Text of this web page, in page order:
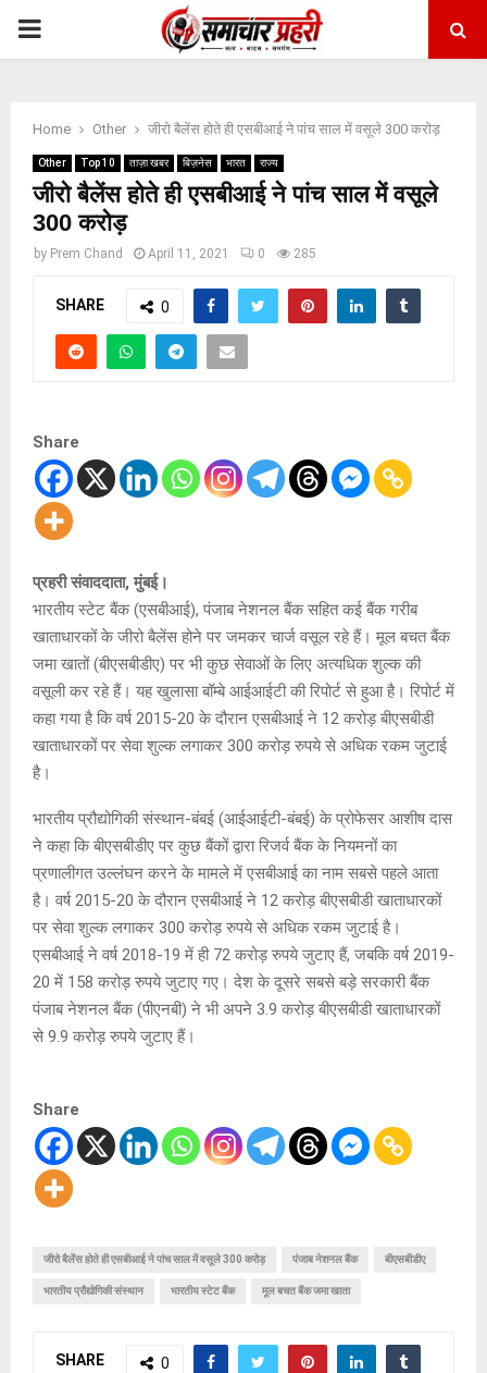
PRIMARY
Home Other जीरो बैलेंस होते ही एसबीआई ने पांच साल में वसूले 300 करोड़
Other Top 10 ताज़ा खबर बिज़नेस भारत राज्य
जीरो बैलेंस होते ही एसबीआई ने पांच साल में वसूले
300 करोड़
by Prem Chand April 11, 2021 0 285
SHARE 0
Share
प्रहरी संवाददाता, मुंबई।
भारतीय स्टेट बैंक (एसबीआई), पंजाब नेशनल बैंक सहित कई बैंक गरीब
खाताधारकों के जीरो बैलेंस होने पर जमकर चार्ज वसूल रहे हैं। मूल बचत बैंक
जमा खातों (बीएसबीडीए) पर भी कुछ सेवाओं के लिए अत्यधिक शुल्क की
वसूली कर रहे हैं। यह खुलासा बॉम्बे आईआईटी की रिपोर्ट से हुआ है। रिपोर्ट में
कहा गया है कि वर्ष 2015-20 के दौरान एसबीआई ने 12 करोड़ बीएसबीडी
खाताधारकों पर सेवा शुल्क लगाकर 300 करोड़ रुपये से अधिक रकम जुटाई
है।
भारतीय प्रौद्योगिकी संस्थान-बंबई (आईआईटी-बंबई) के प्रोफेसर आशीष दास
ने कहा कि बीएसबीडीए पर कुछ बैंकों द्वारा रिजर्व बैंक के नियमनों का
प्रणालीगत उल्लंघन करने के मामले में एसबीआई का नाम सबसे पहले आता
है। वर्ष 2015-20 के दौरान एसबीआई ने 12 करोड़ बीएसबीडी खाताधारकों
पर सेवा शुल्क लगाकर 300 करोड़ रुपये से अधिक रकम जुटाई है।
एसबीआई ने वर्ष 2018-19 में ही 72 करोड़ रुपये जुटाए हैं, जबकि वर्ष 2019-
20 में 158 करोड़ रुपये जुटाए गए। देश के दूसरे सबसे बड़े सरकारी बैंक
पंजाब नेशनल बैंक (पीएनबी) ने भी अपने 3.9 करोड़ बीएसबीडी खाताधारकों
से 9.9 करोड़ रुपये जुटाए हैं।
Share
जीरो बैलेंस होते ही एसबीआई ने पांच साल में वसूले 300 करोड़ पंजाब नेशनल बैंक बीएसबीडीए
भारतीय प्रौद्योगिकी संस्थान भारतीय स्टेट बैंक मूल बचत बैंक जमा खाता
SHARE 0